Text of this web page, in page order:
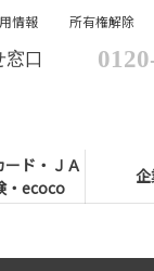
窓口
ド・ＪＡ
・ecoco
情報 所有権解除